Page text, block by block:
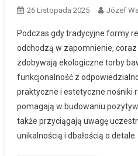
26 Listopada 2025 Józef
Podczas gdy tradycyjne formy
odchodzą w zapomnienie,
zdobywają ekologiczne torby
funkcjonalność z
praktyczne i estetyczne nośniki
pomagają w budowaniu
także przyciągają uwagę
unikalnością i dbałością o